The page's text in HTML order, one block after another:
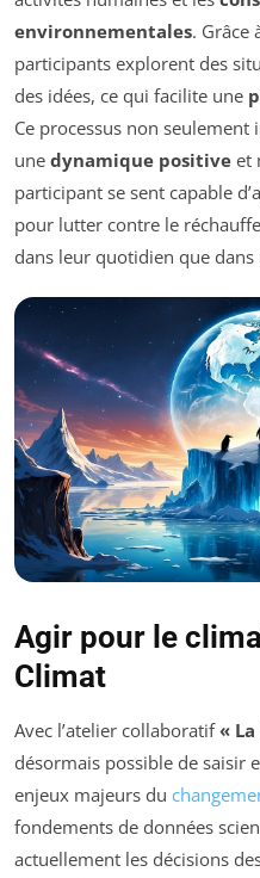
environnementales. Grâce
participants explorent des
des idées, ce qui facilite une
Ce processus non
une dynamique positive et
participant se sent capable
pour lutter contre le
dans leur quotidien que
Agir pour le
Climat
Avec l’atelier collaboratif«
désormais possible de saisir
enjeux majeurs du
fondements de données
actuellement les décisions